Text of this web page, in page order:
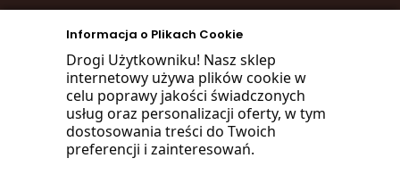
Informacja o Plikach Cookie
Drogi Użytkowniku! Nasz sklep
internetowy używa plików cookie w
celu poprawy jakości świadczonych
usług oraz personalizacji oferty, w tym
dostosowania treści do Twoich
preferencji i zainteresowań.
zadzwoń
668 470 038
660 072 042
lub napisz:
biuro@woodmarket.pl